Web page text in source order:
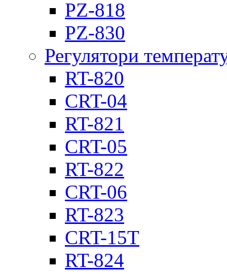
PZ-818
PZ-830
Регулятори
RT-820
CRT-04
RT-821
CRT-05
RT-822
CRT-06
RT-823
CRT-15T
RT-824